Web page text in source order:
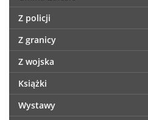
Z policji
Z granicy
Z wojska
Książki
Wystawy